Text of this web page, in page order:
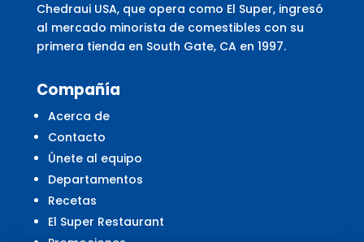
Chedraui USA, que opera como El Super, ingresó
al mercado minorista de comestibles con su
primera tienda en South Gate, CA en 1997.
Compañía
Acerca de
Contacto
Únete al equipo
Departamentos
Recetas
El Super Restaurant